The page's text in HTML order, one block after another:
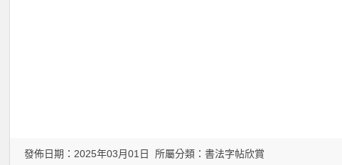
發佈日期：2025年03月01日 所屬分類：書法字帖欣賞